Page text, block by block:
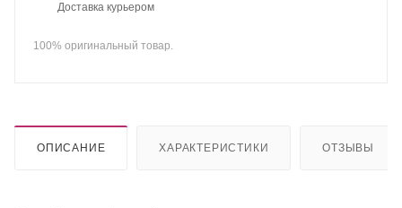
Доставка курьером
100% оригинальный товар.
ОПИСАНИЕ ХАРАКТЕРИСТИКИ ОТЗЫВЫ